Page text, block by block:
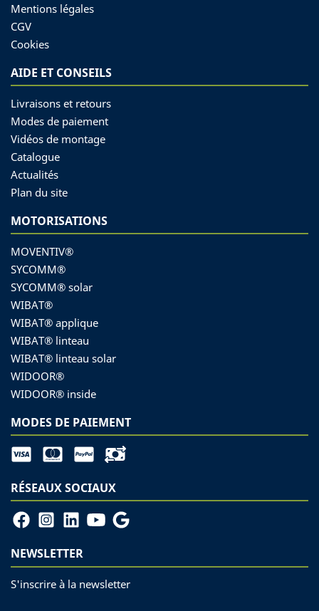
Mentions légales
CGV
Cookies
AIDE ET CONSEILS
Livraisons et retours
Modes de paiement
Vidéos de montage
Catalogue
Actualités
Plan du site
MOTORISATIONS
MOVENTIV®
SYCOMM®
SYCOMM® solar
WIBAT®
WIBAT® applique
WIBAT® linteau
WIBAT® linteau solar
WIDOOR®
WIDOOR® inside
MODES DE PAIEMENT
RÉSEAUX SOCIAUX
NEWSLETTER
S'inscrire à la newsletter